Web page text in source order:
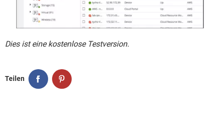
Dies ist eine kostenlose Testversion.
Teilen